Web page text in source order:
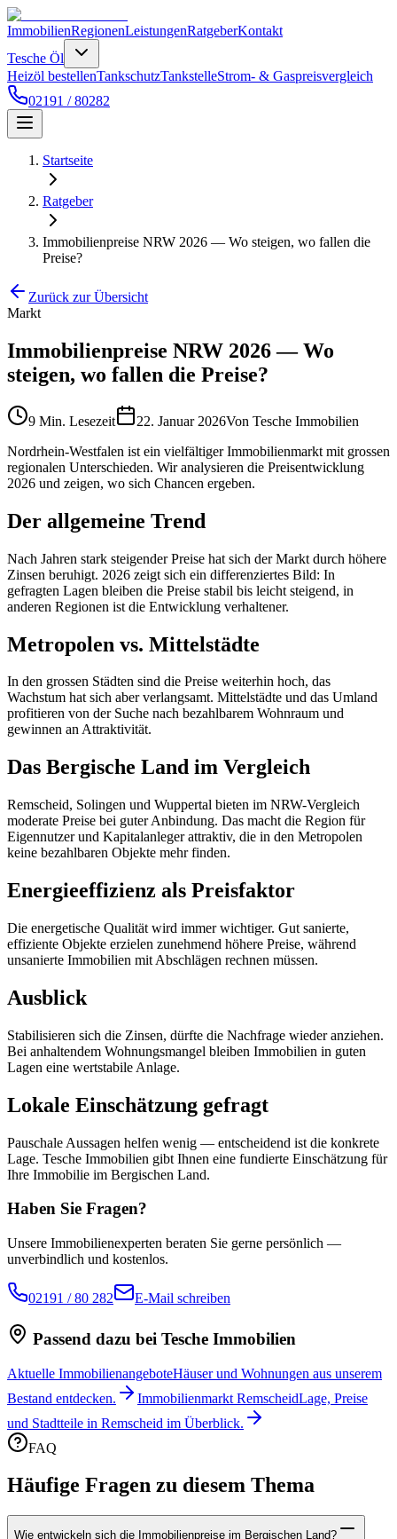
ImmobilienRegionenLeistungenRatgeberKontakt
Tesche Öl
Heizöl bestellenTankschutzTankstelleStrom- & Gaspreisvergleich
02191 / 80282
Startseite
Ratgeber
Immobilienpreise NRW 2026 — Wo steigen, wo fallen die
Preise?
Zurück zur Übersicht
Markt
Immobilienpreise NRW 2026 — Wo
steigen, wo fallen die Preise?
9 Min. Lesezeit 22. Januar 2026Von Tesche Immobilien
Nordrhein-Westfalen ist ein vielfältiger Immobilienmarkt mit grossen
regionalen Unterschieden. Wir analysieren die Preisentwicklung
2026 und zeigen, wo sich Chancen ergeben.
Der allgemeine Trend
Nach Jahren stark steigender Preise hat sich der Markt durch höhere
Zinsen beruhigt. 2026 zeigt sich ein differenziertes Bild: In
gefragten Lagen bleiben die Preise stabil bis leicht steigend, in
anderen Regionen ist die Entwicklung verhaltener.
Metropolen vs. Mittelstädte
In den grossen Städten sind die Preise weiterhin hoch, das
Wachstum hat sich aber verlangsamt. Mittelstädte und das Umland
profitieren von der Suche nach bezahlbarem Wohnraum und
gewinnen an Attraktivität.
Das Bergische Land im Vergleich
Remscheid, Solingen und Wuppertal bieten im NRW-Vergleich
moderate Preise bei guter Anbindung. Das macht die Region für
Eigennutzer und Kapitalanleger attraktiv, die in den Metropolen
keine bezahlbaren Objekte mehr finden.
Energieeffizienz als Preisfaktor
Die energetische Qualität wird immer wichtiger. Gut sanierte,
effiziente Objekte erzielen zunehmend höhere Preise, während
unsanierte Immobilien mit Abschlägen rechnen müssen.
Ausblick
Stabilisieren sich die Zinsen, dürfte die Nachfrage wieder anziehen.
Bei anhaltendem Wohnungsmangel bleiben Immobilien in guten
Lagen eine wertstabile Anlage.
Lokale Einschätzung gefragt
Pauschale Aussagen helfen wenig — entscheidend ist die konkrete
Lage. Tesche Immobilien gibt Ihnen eine fundierte Einschätzung für
Ihre Immobilie im Bergischen Land.
Haben Sie Fragen?
Unsere Immobilienexperten beraten Sie gerne persönlich —
unverbindlich und kostenlos.
02191 / 80 282 E-Mail schreiben
Passend dazu bei Tesche Immobilien
Aktuelle ImmobilienangeboteHäuser und Wohnungen aus unserem
Bestand entdecken.
Immobilienmarkt RemscheidLage, Preise
und Stadtteile in Remscheid im Überblick.
FAQ
Häufige Fragen zu diesem Thema
Wie entwickeln sich die Immobilienpreise im Bergischen Land?